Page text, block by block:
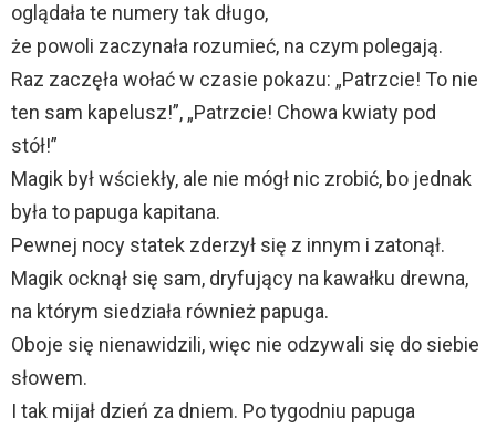
oglądała te numery tak długo,
że powoli zaczynała rozumieć, na czym polegają.
Raz zaczęła wołać w czasie pokazu: „Patrzcie! To nie
ten sam kapelusz!”, „Patrzcie! Chowa kwiaty pod
stół!”
Magik był wściekły, ale nie mógł nic zrobić, bo jednak
była to papuga kapitana.
Pewnej nocy statek zderzył się z innym i zatonął.
Magik ocknął się sam, dryfujący na kawałku drewna,
na którym siedziała również papuga.
Oboje się nienawidzili, więc nie odzywali się do siebie
słowem.
I tak mijał dzień za dniem. Po tygodniu papuga